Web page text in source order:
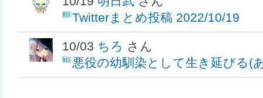
Twitterまとめ投稿 2022/10/19
10/03 ちろ さん
悪役の幼馴染として生き延びる(